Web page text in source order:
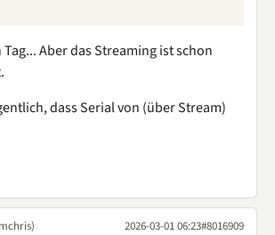
Aber das Streaming ist schon
dass Serial von (über Stream)
2026-03-01 06:23#8016909